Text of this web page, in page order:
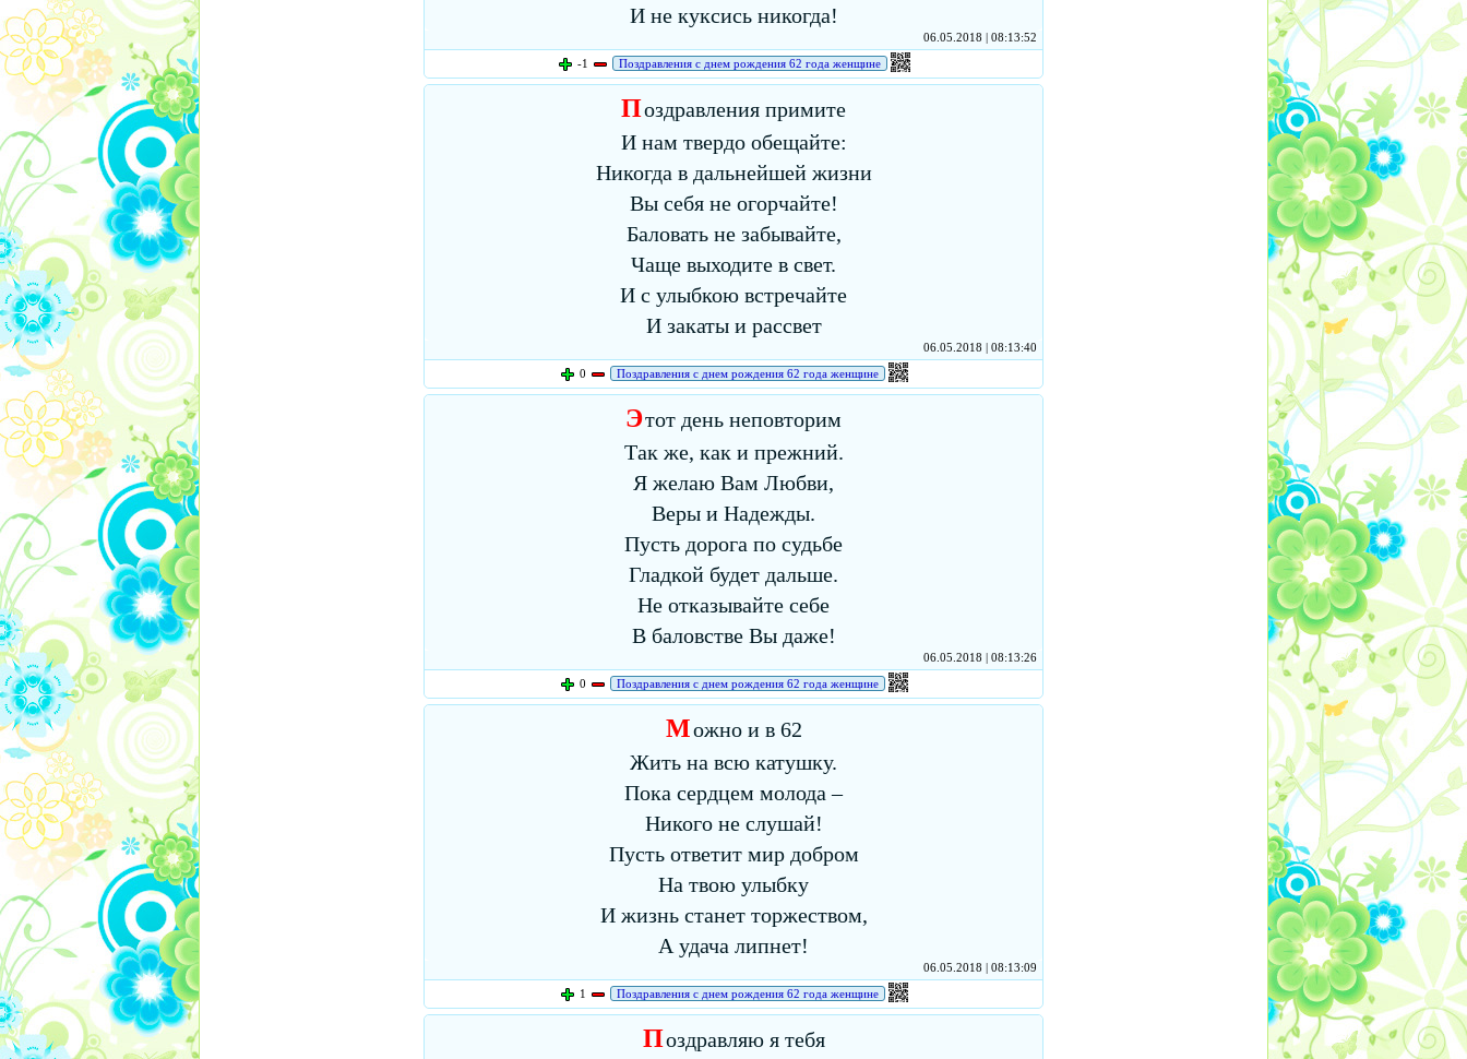
И не куксись никогда!
06.05.2018 | 08:13:52
-1
Поздравления с днем рождения 62 года женщине
Поздравления примите
И нам твердо обещайте:
Никогда в дальнейшей жизни
Вы себя не огорчайте!
Баловать не забывайте,
Чаще выходите в свет.
И с улыбкою встречайте
И закаты и рассвет
06.05.2018 | 08:13:40
0
Поздравления с днем рождения 62 года женщине
Этот день неповторим
Так же, как и прежний.
Я желаю Вам Любви,
Веры и Надежды.
Пусть дорога по судьбе
Гладкой будет дальше.
Не отказывайте себе
В баловстве Вы даже!
06.05.2018 | 08:13:26
0
Поздравления с днем рождения 62 года женщине
Можно и в 62
Жить на всю катушку.
Пока сердцем молода –
Никого не слушай!
Пусть ответит мир добром
На твою улыбку
И жизнь станет торжеством,
А удача липнет!
06.05.2018 | 08:13:09
1
Поздравления с днем рождения 62 года женщине
Поздравляю я тебя